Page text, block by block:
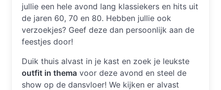
jullie een hele avond lang klassiekers en hits uit
de jaren 60, 70 en 80. Hebben jullie ook
verzoekjes? Geef deze dan persoonlijk aan de
feestjes door!
Duik thuis alvast in je kast en zoek je leukste
outfit in thema voor deze avond en steel de
show op de dansvloer! We kijken er alvast